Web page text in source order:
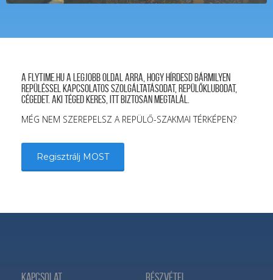
A FLYTIME.HU a legjobb oldal arra, hogy hírdesd bármilyen
repüléssel kapcsolatos szolgáltatásodat, repülőklubodat,
cégedet. Aki téged keres, itt biztosan megtalál.
MÉG NEM SZEREPELSZ A REPÜLŐ-SZAKMAI TÉRKÉPEN?
Regisztrálj MOST
Kapcsolat Részvétel